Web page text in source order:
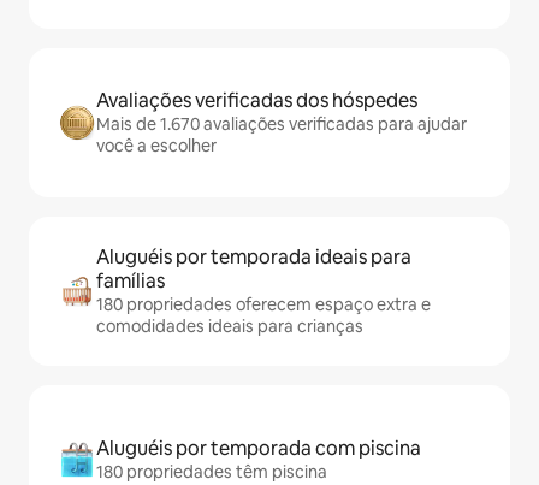
Avaliações verificadas dos hóspedes
Mais de 1.670 avaliações verificadas para ajudar
você a escolher
Aluguéis por temporada ideais para
famílias
180 propriedades oferecem espaço extra e
comodidades ideais para crianças
Aluguéis por temporada com piscina
180 propriedades têm piscina